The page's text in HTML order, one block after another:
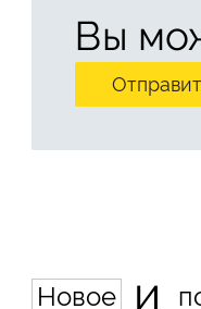
Вы
Новое и